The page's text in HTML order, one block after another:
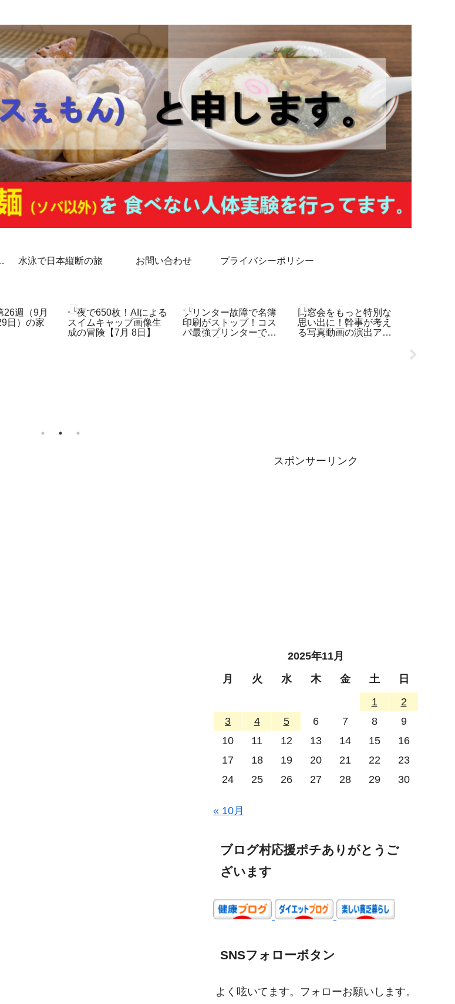
水泳で日本縦断の旅 お問い合わせ プライバシーポリシー
の家計簿
26週（9月
日）の家
レコーディングダイエット
一夜で650枚！AIによる
スイムキャップ画像生
成の冒険【7月 8日】
レコーディングダイエット
プリンター故障で名簿
印刷がストップ！コス
パ最強プリンターで再
レコーディングダイエット
同窓会をもっと特別な
思い出に！幹事が考え
る写真動画の演出アイ
ト：4月3
スポンサーリンク
2025年11月
月
火 水 木 金 土
日
1
2
3
4 5 6 7 8
9
10
11 12 13 14 15
16
17
18 19 20 21 22
23
24
25 26 27 28 29 30
« 10月
ブログ村応援ポチありがとうご
ざいます
SNSフォローボタン
よく呟いてます。フォローお願いします。